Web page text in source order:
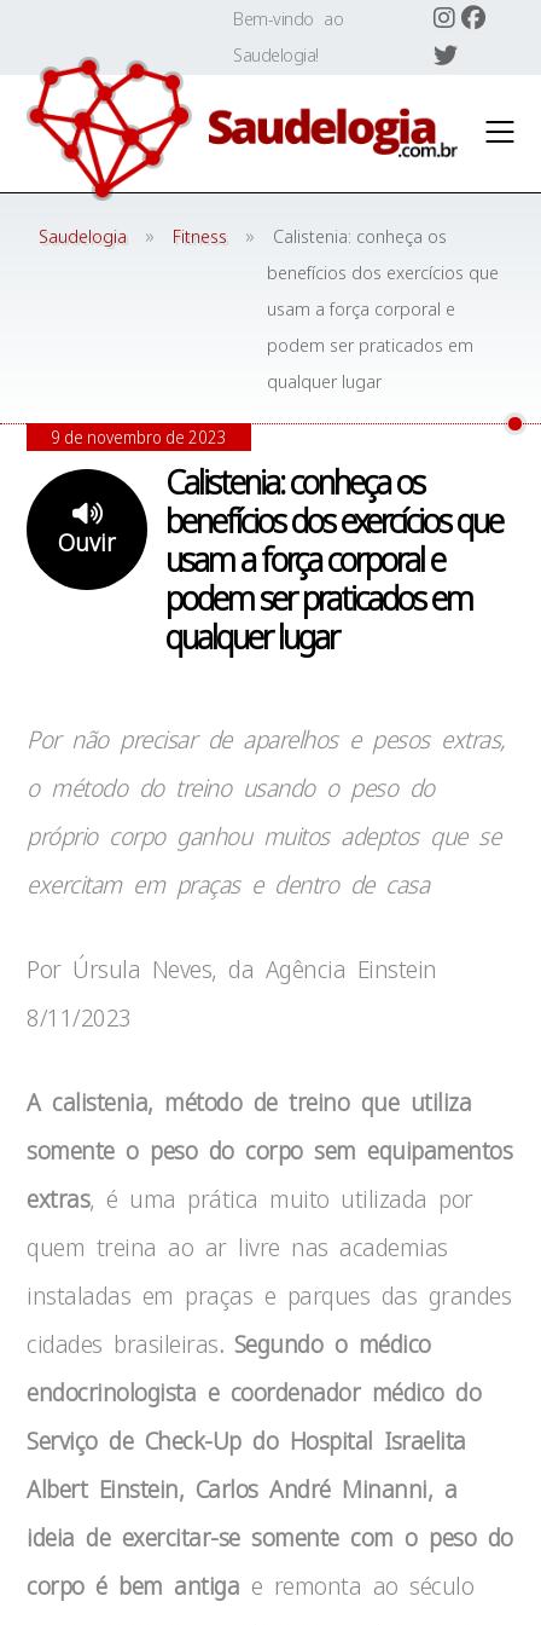
content
Bem-vindo ao
Saudelogia!
Saudelogia » Fitness »
Calistenia: conheça os
benefícios dos exercícios que
usam a força corporal e
podem ser praticados em
qualquer lugar
Calistenia: conheça os
benefícios dos exercícios que
usam a força corporal e
podem ser praticados em
qualquer lugar
Ouvir
9 de novembro de 2023
Por não precisar de aparelhos e pesos extras,
o método do treino usando o peso do
próprio corpo ganhou muitos adeptos que se
exercitam em praças e dentro de casa
Por Úrsula Neves, da Agência Einstein
8/11/2023
A calistenia, método de treino que utiliza
somente o peso do corpo sem equipamentos
extras, é uma prática muito utilizada por
quem treina ao ar livre nas academias
instaladas em praças e parques das grandes
cidades brasileiras. Segundo o médico
endocrinologista e coordenador médico do
Serviço de Check-Up do Hospital Israelita
Albert Einstein, Carlos André Minanni, a
ideia de exercitar-se somente com o peso do
corpo é bem antiga e remonta ao século